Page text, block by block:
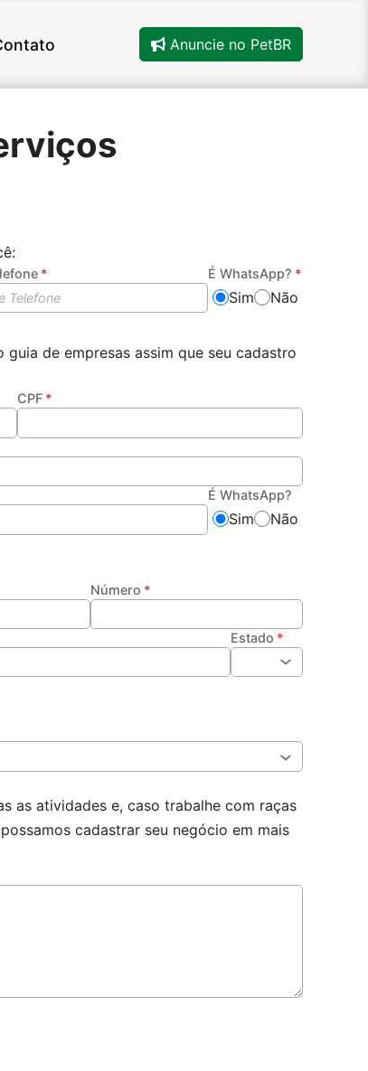
Anuncie no PetBR
É WhatsApp?
Sim Não
de empresas assim que seu cadastro
CPF
É WhatsApp?
Sim Não
Número
Estado
as atividades e, caso trabalhe com raças
cadastrar seu negócio em mais